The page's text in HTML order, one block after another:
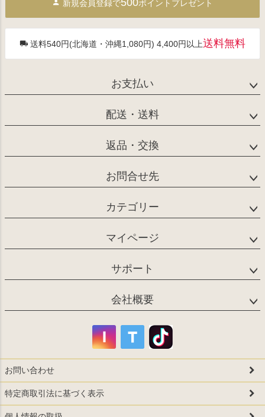
へ
新規会員登録で ポイントプレゼント
送料540円(北海道・沖縄1,080円) 4,400円以上送料無料
お支払い
配送・送料
返品・交換
お問合せ先
カテゴリー
マイページ
サポート
会社概要
お問い合わせ
特定商取引法に基づく表示